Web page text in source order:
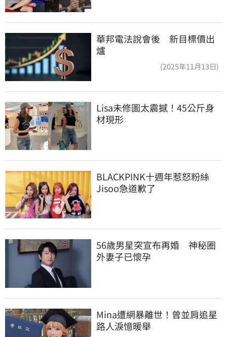
華邦電法說會後 新目標價出
爐
(2025年11月13日)
Lisa未修圖太震撼！45公斤身
材現形
BLACKPINK十週年惹怒粉絲
Jisoo急道歉了
56歲男星突宣布再婚　神秘圈
外妻子已懷孕
Mina遭網暴離世！曾並肩追星
路人淚憶暖舉